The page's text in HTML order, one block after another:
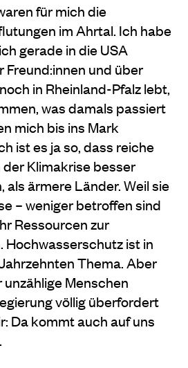
für mich die
im Ahrtal. Ich habe
gerade in die USA
Freund:innen und über
in Rheinland-Pfalz lebt,
was damals passiert
mich bis ins Mark
ist es ja so, dass reiche
Klimakrise besser
als ärmere Länder. Weil sie
– weniger betroffen sind
Ressourcen zur
Hochwasserschutz ist in
Thema. Aber
Menschen
völlig überfordert
Da kommt auch auf uns